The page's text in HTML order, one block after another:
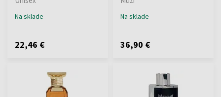
Na sklade
22,46 €
Na sklade
36,90 €